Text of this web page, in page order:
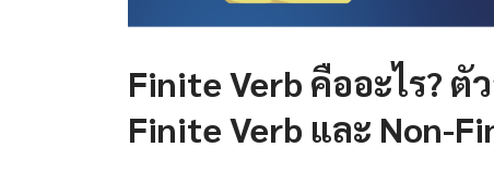
Finite Verb คืออะไร? ตั
Finite Verb และ Non-